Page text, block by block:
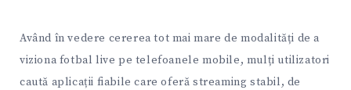
Având în vedere cererea tot mai mare de modalități de a
viziona fotbal live pe telefoanele mobile, mulți utilizatori
caută aplicații fiabile care oferă streaming stabil, de